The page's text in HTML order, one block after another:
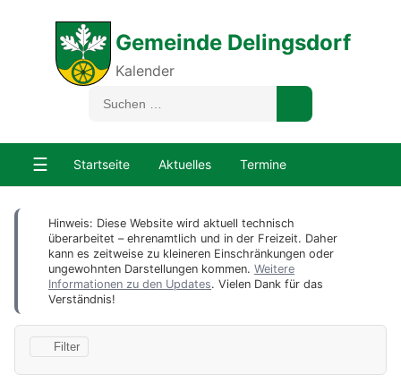
Gemeinde Delingsdorf
Kalender
☰ Startseite Aktuelles Termine
Hinweis: Diese Website wird aktuell technisch
überarbeitet – ehrenamtlich und in der Freizeit. Daher
kann es zeitweise zu kleineren Einschränkungen oder
ungewohnten Darstellungen kommen. Weitere
Informationen zu den Updates. Vielen Dank für das
Verständnis!
Filter